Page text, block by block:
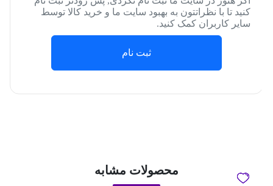
کنید تا با نظراتتون به بهبود سایت ما و خرید کالا توسط
سایر کاربران کمک کنید.
ثبت نام
محصولات مشابه